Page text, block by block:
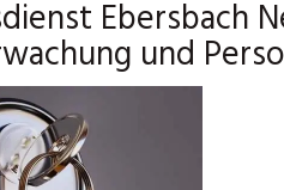
Ebersbach
und